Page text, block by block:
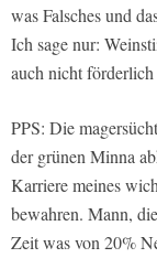
was Falsches und
Ich sage nur:
auch nicht
PPS: Die
der grünen Minna
Karriere meines
bewahren. Mann,
Zeit was von 20%